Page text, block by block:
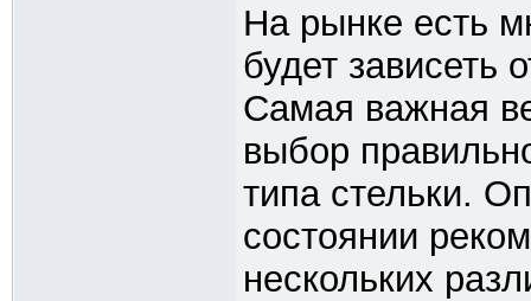
На рынке есть
будет зависеть
Самая важная
выбор
типа стельки.
состоянии
нескольких